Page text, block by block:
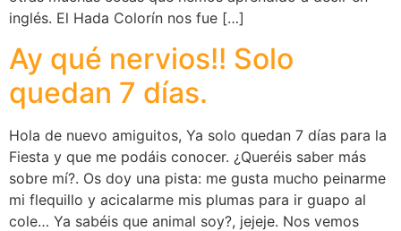
inglés. El Hada Colorín nos fue […]
Ay qué nervios!! Solo
quedan 7 días.
Hola de nuevo amiguitos, Ya solo quedan 7 días para la
Fiesta y que me podáis conocer. ¿Queréis saber más
sobre mí?. Os doy una pista: me gusta mucho peinarme
mi flequillo y acicalarme mis plumas para ir guapo al
cole… Ya sabéis que animal soy?, jejeje. Nos vemos